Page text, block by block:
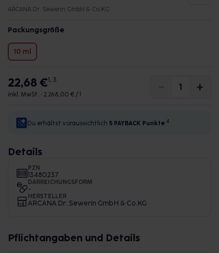
ARCANA Dr. Sewerin GmbH & Co.KG
Packungsgröße
10 ml
22,68 €1, 3
inkl. MwSt. • 2.268,00 € / l
Du erhältst voraussichtlich 5 PAYBACK Punkte 4
Details
PZN
13480237
DARREICHUNGSFORM
-
HERSTELLER
ARCANA Dr. Sewerin GmbH & Co.KG
Pflichtangaben und Details